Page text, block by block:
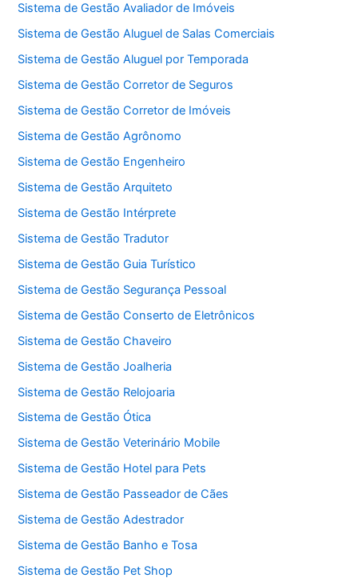
Sistema de Gestão Avaliador de Imóveis
Sistema de Gestão Aluguel de Salas Comerciais
Sistema de Gestão Aluguel por Temporada
Sistema de Gestão Corretor de Seguros
Sistema de Gestão Corretor de Imóveis
Sistema de Gestão Agrônomo
Sistema de Gestão Engenheiro
Sistema de Gestão Arquiteto
Sistema de Gestão Intérprete
Sistema de Gestão Tradutor
Sistema de Gestão Guia Turístico
Sistema de Gestão Segurança Pessoal
Sistema de Gestão Conserto de Eletrônicos
Sistema de Gestão Chaveiro
Sistema de Gestão Joalheria
Sistema de Gestão Relojoaria
Sistema de Gestão Ótica
Sistema de Gestão Veterinário Mobile
Sistema de Gestão Hotel para Pets
Sistema de Gestão Passeador de Cães
Sistema de Gestão Adestrador
Sistema de Gestão Banho e Tosa
Sistema de Gestão Pet Shop